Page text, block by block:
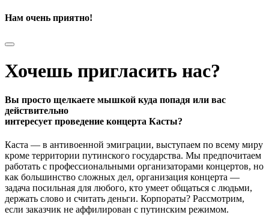
Нам очень приятно!
Хочешь пригласить нас?
Вы просто щелкаете мышкой куда попадя или вас
действительно
интересует проведение концерта Касты?
Каста — в антивоенной эмиграции, выступаем по всему миру
кроме территории путинского государства. Мы предпочитаем
работать с профессиональными организаторами концертов, но
как большинство сложных дел, организация концерта —
задача посильная для любого, кто умеет общаться с людьми,
держать слово и считать деньги. Корпораты? Рассмотрим,
если заказчик не аффилирован с путинским режимом.